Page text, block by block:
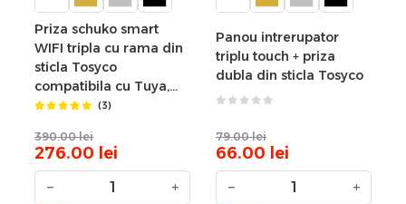
Priza schuko smart
WIFI tripla cu rama din
sticla Tosyco
compatibila cu Tuya,
Google Home, Amazon
(3)
390.00 lei
276.00 lei
− +
Panou intrerupator
triplu touch + priza
dubla din sticla Tosyco
79.00 lei
66.00 lei
− +